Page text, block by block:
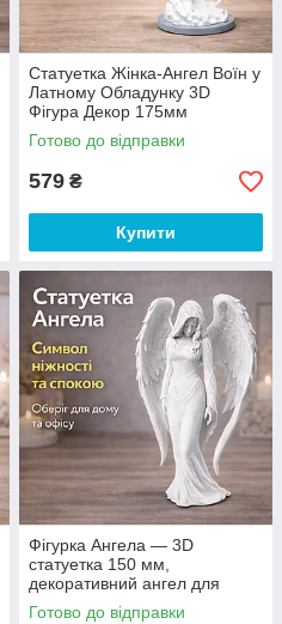
Статуетка Жінка-Ангел Воїн у
Латному Обладунку 3D
Фігура Декор 175мм
Готово до відправки
579 ₴
Купити
Фігурка Ангела — 3D
статуетка 150 мм,
декоративний ангел для
дому та інтерʼєру
Готово до відправки